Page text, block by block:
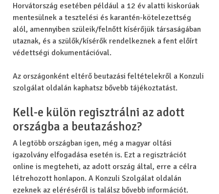
Horvátország esetében például a 12 év alatti kiskorúak
mentesülnek a tesztelési és karantén-kötelezettség
alól, amennyiben szüleik/felnőtt kísérőjük társaságában
utaznak, és a szülők/kísérők rendelkeznek a fent előírt
védettségi dokumentációval.
Az országonként eltérő beutazási feltételekről a Konzuli
szolgálat oldalán kaphatsz bővebb tájékoztatást.
Kell-e külön regisztrálni az adott
országba a beutazáshoz?
A legtöbb országban igen, még a magyar oltási
igazolvány elfogadása esetén is. Ezt a regisztrációt
online is megteheti, az adott ország által, erre a célra
létrehozott honlapon. A Konzuli Szolgálat oldalán
ezeknek az eléréséről is találsz bővebb információt.